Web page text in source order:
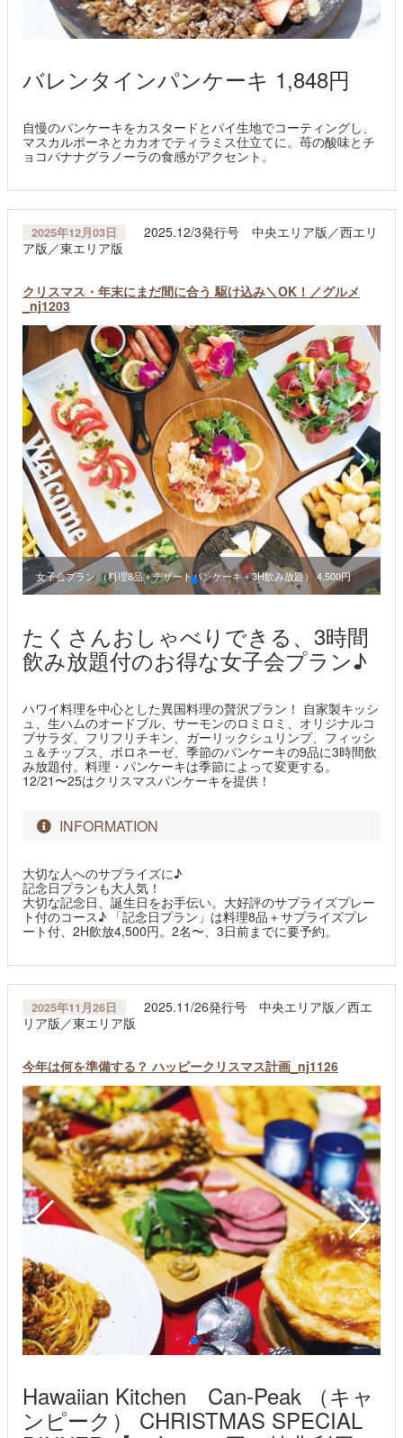
バレンタインパンケーキ 1,848円
自慢のパンケーキをカスタードとパイ生地でコーティングし、
マスカルポーネとカカオでティラミス仕立てに。苺の酸味とチ
ョコバナナグラノーラの食感がアクセント。
2025年12月03日
2025.12/3発行号 中央エリア版／西エリ
ア版／東エリア版
クリスマス・年末にまだ間に合う 駆け込み＼OK！／グルメ
_nj1203
女子会プラン （料理8品＋デザートパンケーキ＋3H飲み放題） 4,500円
たくさんおしゃべりできる、3時間
飲み放題付のお得な女子会プラン♪
ハワイ料理を中心とした異国料理の贅沢プラン！ 自家製キッシ
ュ、生ハムのオードブル、サーモンのロミロミ、オリジナルコ
ブサラダ、フリフリチキン、ガーリックシュリンプ、フィッシ
ュ＆チップス、ボロネーゼ、季節のパンケーキの9品に3時間飲
み放題付。料理・パンケーキは季節によって変更する。
12/21〜25はクリスマスパンケーキを提供！
INFORMATION
大切な人へのサプライズに♪
記念日プランも大人気！
大切な記念日、誕生日をお手伝い。大好評のサプライズプレー
ト付のコース♪ 「記念日プラン」は料理8品＋サプライズプレ
ート付、2H飲放4,500円。2名〜、3日前までに要予約。
2025年11月26日
2025.11/26発行号 中央エリア版／西エ
リア版／東エリア版
今年は何を準備する？ ハッピークリスマス計画_nj1126
Hawaiian Kitchen Can-Peak （キャ
ンピーク） CHRISTMAS SPECIAL